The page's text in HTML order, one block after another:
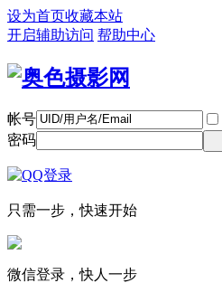
设为首页收藏本站
开启辅助访问 帮助中心
帐号
密码
只需一步，快速开始
微信登录，快人一步